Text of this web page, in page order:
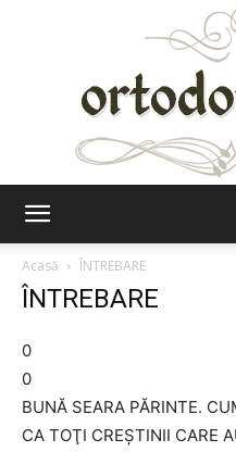
Acasă
ÎNTREBARE
ÎNTREBARE
0
0
BUNĂ SEARA PĂRINTE.
CA TOŢI CREŞTINII CARE